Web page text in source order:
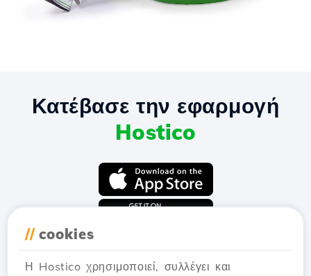
// cookies
Η Hostico χρησιμοποιεί, συλλέγει και
Κατέβασε την εφαρμογή
Hostico